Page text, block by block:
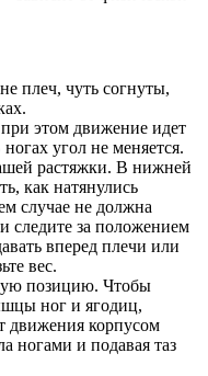
плеч, чуть согнуты,
этом движение идет
ногах угол не меняется.
растяжки. В нижней
как натянулись
случае не должна
следите за положением
вперед плечи или
вес.
позицию. Чтобы
ног и ягодиц,
движения корпусом
ногами и подавая таз